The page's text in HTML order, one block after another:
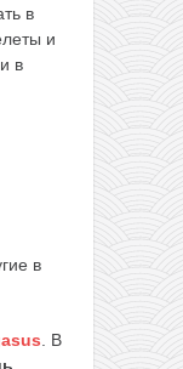
в
и
в
в
. В